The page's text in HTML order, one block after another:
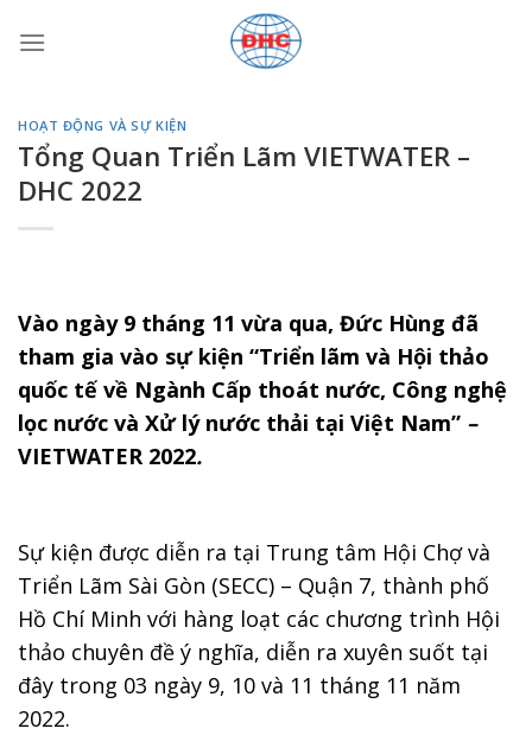
qua
HOẠT ĐỘNG VÀ SỰ KIỆN
Tổng Quan Triển Lãm VIETWATER –
DHC 2022
Vào ngày 9 tháng 11 vừa qua, Đức Hùng đã
tham gia vào sự kiện “Triển lãm và Hội thảo
quốc tế về Ngành Cấp thoát nước, Công nghệ
lọc nước và Xử lý nước thải tại Việt Nam” –
VIETWATER 2022.
Sự kiện được diễn ra tại Trung tâm Hội Chợ và
Triển Lãm Sài Gòn (SECC) – Quận 7, thành phố
Hồ Chí Minh với hàng loạt các chương trình Hội
thảo chuyên đề ý nghĩa, diễn ra xuyên suốt tại
đây trong 03 ngày 9, 10 và 11 tháng 11 năm
2022.